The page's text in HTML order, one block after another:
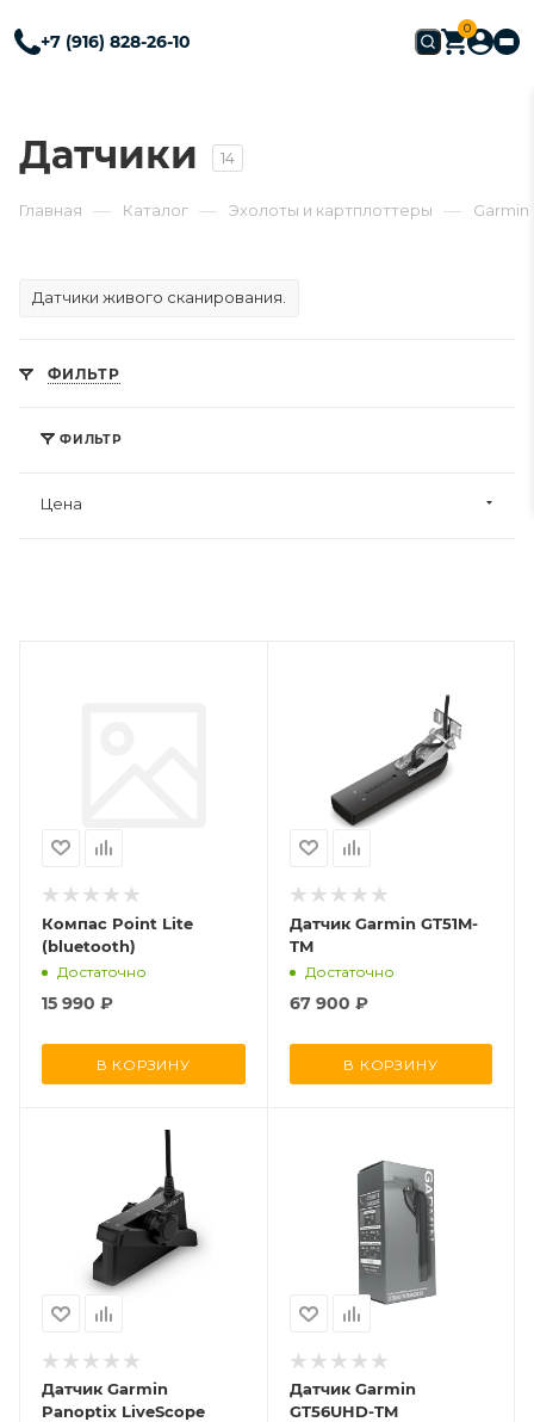
+7 (916) 828-26-10
0
Датчики 14
Главная — Каталог — Эхолоты и картплоттеры — Garmin
Датчики живого сканирования.
ФИЛЬТР
ФИЛЬТР
Цена
Компас Point Lite
(bluetooth)
Достаточно
15 990 ₽
В КОРЗИНУ
Датчик Garmin GT51M-
TM
Достаточно
67 900 ₽
В КОРЗИНУ
Датчик Garmin
Panoptix LiveScope
Датчик Garmin
GT56UHD-TM